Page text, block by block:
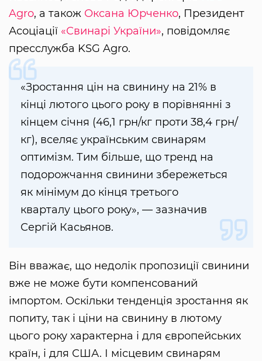
Agro, а також Оксана Юрченко, Президент
Асоціації «Свинарі України», повідомляє
пресслужба KSG Agro.
«Зростання цін на свинину на 21% в
кінці лютого цього року в порівнянні з
кінцем січня (46,1 грн/кг проти 38,4 грн/
кг), вселяє українським свинарям
оптимізм. Тим більше, що тренд на
подорожчання свинини збережеться
як мінімум до кінця третього
кварталу цього року», — зазначив
Сергій Касьянов.
Він вважає, що недолік пропозиції свинини
вже не може бути компенсований
імпортом. Оскільки тенденція зростання як
попиту, так і ціни на свинину в лютому
цього року характерна і для європейських
країн, і для США. І місцевим свинарям